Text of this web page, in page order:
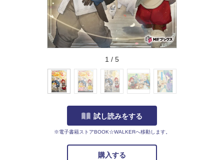
1 / 5
試し読みをする
※電子書籍ストアBOOK☆WALKERへ移動します。
購入する